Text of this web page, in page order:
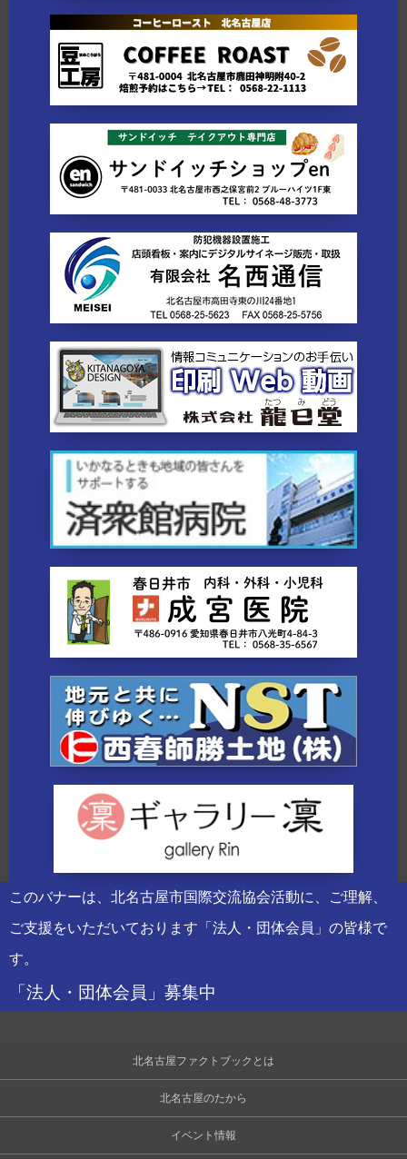
このバナーは、北名古屋市国際交流協会活動に、ご理解、
ご支援をいただいております「法人・団体会員」の皆様で
す。
「法人・団体会員」募集中
北名古屋ファクトブックとは
北名古屋のたから
イベント情報